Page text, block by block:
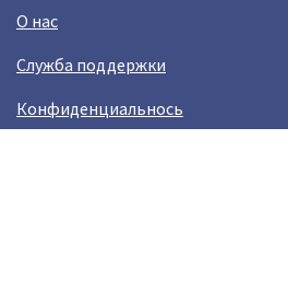
О нас
Служба поддержки
Конфиденциальнось